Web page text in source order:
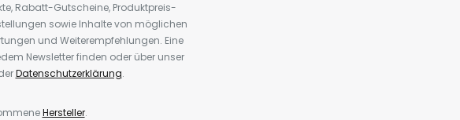
Rabatt-Gutscheine, Produktpreis-
sowie Inhalte von möglichen
und Weiterempfehlungen. Eine
Newsletter finden oder über unser
Datenschutzerklärung.
Hersteller.